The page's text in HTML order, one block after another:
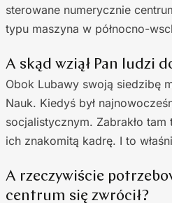
sterowane numerycznie
typu maszyna w północno-
A skąd wziął Pan ludzi
Obok Lubawy swoją siedzibę
Nauk. Kiedyś był
socjalistycznym. Zabrakło
ich znakomitą kadrę. I to
A rzeczywiście
centrum się zwrócił?